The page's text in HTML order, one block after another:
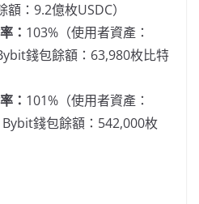
：9.2億枚USDC）
： 103%（使用者資產：
錢包餘額：63,980枚比特
： 101%（使用者資產：
錢包餘額：542,000枚